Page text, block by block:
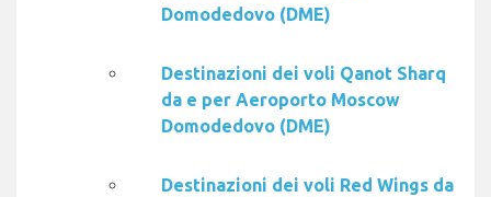
Domodedovo (DME)
Destinazioni dei voli Qanot Sharq
da e per Aeroporto Moscow
Domodedovo (DME)
Destinazioni dei voli Red Wings da